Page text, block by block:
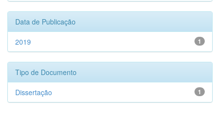
Data de Publicação
1
2019
Tipo de Documento
1
Dissertação